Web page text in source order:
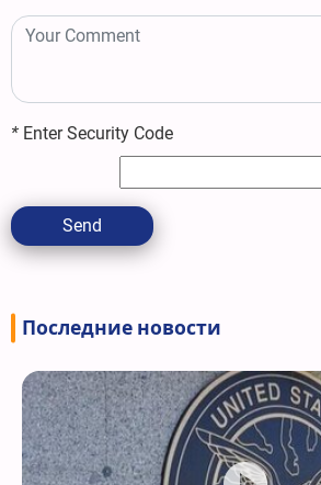
* Enter Security Code
Send
Последние новости